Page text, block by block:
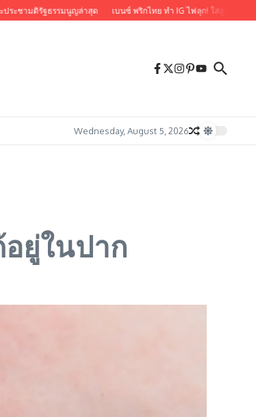
ชามติรัฐธรรมนูญล่าสุด เบนซ์ พริกไทย ทำ IG ไฟลุก! ใส่ลูกไม้ซีทรู แค
Wednesday, August 5, 2026
ยู่ในปาก